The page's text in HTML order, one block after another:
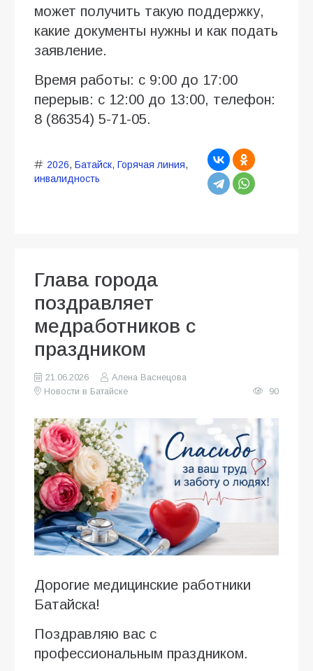
может получить такую поддержку,
какие документы нужны и как подать
заявление.
Время работы: с 9:00 до 17:00
перерыв: с 12:00 до 13:00, телефон:
8 (86354) 5-71-05.
2026, Батайск, Горячая линия,
инвалидность
Глава города
поздравляет
медработников с
праздником
21.06.2026
Алена Васнецова
Новости в Батайске
90
Дорогие медицинские работники
Батайска!
Поздравляю вас с
профессиональным праздником.